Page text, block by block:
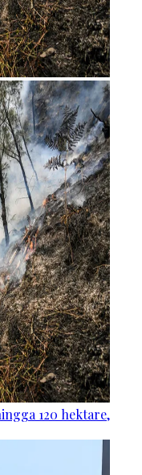
120 hektare,